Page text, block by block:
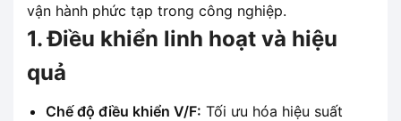
vận hành phức tạp trong công nghiệp.
1. Điều khiển linh hoạt và hiệu
quả
Chế độ điều khiển V/F: Tối ưu hóa hiệu suất